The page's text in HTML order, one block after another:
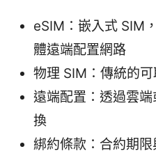
eSIM：嵌入式 SIM
體遠端配置網路
物理 SIM：傳統的可
遠端配置：透過雲
換
綁約條款：合約期